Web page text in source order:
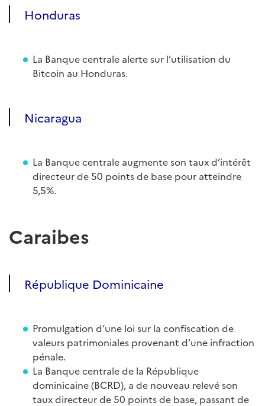
Honduras
La Banque centrale alerte sur l’utilisation du
Bitcoin au Honduras.
Nicaragua
La Banque centrale augmente son taux d’intérêt
directeur de 50 points de base pour atteindre
5,5%.
Caraibes
République Dominicaine
Promulgation d’une loi sur la confiscation de
valeurs patrimoniales provenant d’une infraction
pénale.
La Banque centrale de la République
dominicaine (BCRD), a de nouveau relevé son
taux directeur de 50 points de base, passant de